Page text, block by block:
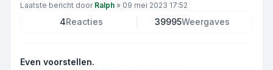
Laatste bericht door Ralph » 09 mei 2023 17:52
4Reacties 39995Weergaves
Even voorstellen.